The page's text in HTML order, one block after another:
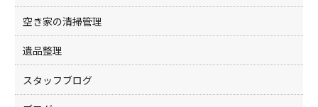
空き家の清掃管理
遺品整理
スタッフブログ